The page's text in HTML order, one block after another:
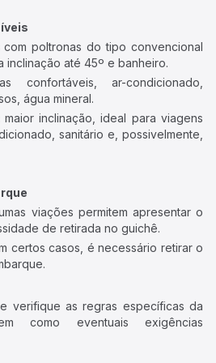
com poltronas do tipo convencional
inclinação até 45º e banheiro.
confortáveis, ar-condicionado,
água mineral.
maior inclinação, ideal para viagens
sanitário e, possivelmente,
viações permitem apresentar o
de retirada no guichê.
certos casos, é necessário retirar o
verifique as regras específicas da
como eventuais exigências